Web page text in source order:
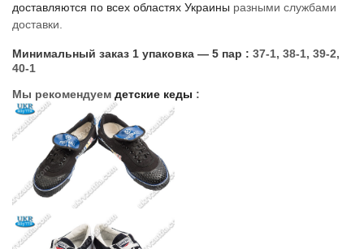
доставляются по всех областях Украины разными службами
доставки.
Минимальный заказ 1 упаковка ― 5 пар : 37-1, 38-1, 39-2,
40-1
Мы рекомендуем детские кеды :